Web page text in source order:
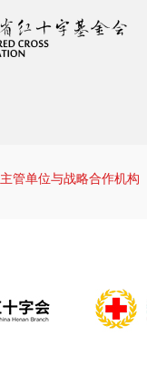
主管单位与战略合作机构